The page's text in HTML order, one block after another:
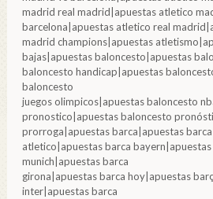
madrid real madrid|apuestas atletico
barcelona|apuestas atletico real
madrid champions|apuestas
bajas|apuestas baloncesto|apuestas
baloncesto handicap|apuestas
baloncesto
juegos olimpicos|apuestas baloncesto
pronostico|apuestas baloncesto
prorroga|apuestas barca|apuestas
atletico|apuestas barca
munich|apuestas barca
girona|apuestas barca hoy|apuestas
inter|apuestas barca